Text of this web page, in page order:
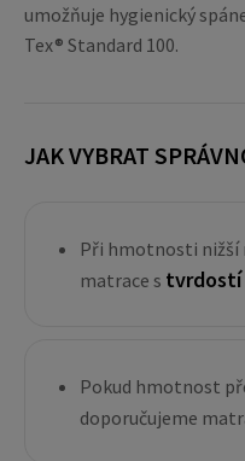
umožňuje hygienický
Tex® Standard 100.
JAK VYBRAT
Při hmotnosti nižší
matrace s tvrdostí
Pokud hmotnost
doporučujeme